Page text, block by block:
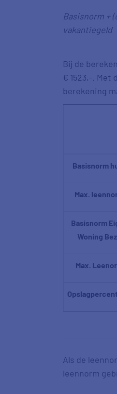
Basisnorm +
vakantiegeld
Bij de
€ 1523,-. Met
berekening
Basisnorm
Max.
Basisnorm
Woning
Max.
Als de
leennorm